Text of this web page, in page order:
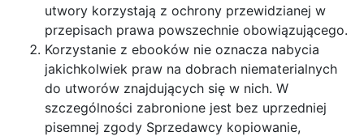
utwory korzystają z ochrony przewidzianej w
przepisach prawa powszechnie obowiązującego.
Korzystanie z ebooków nie oznacza nabycia
jakichkolwiek praw na dobrach niematerialnych
do utworów znajdujących się w nich. W
szczególności zabronione jest bez uprzedniej
pisemnej zgody Sprzedawcy kopiowanie,